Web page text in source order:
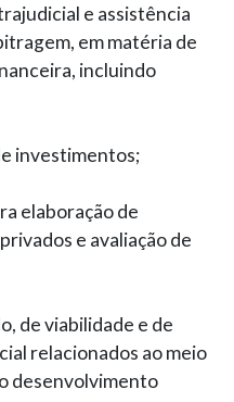
e assistência
em matéria de
incluindo
investimentos;
elaboração de
e avaliação de
de viabilidade e de
relacionados ao meio
desenvolvimento